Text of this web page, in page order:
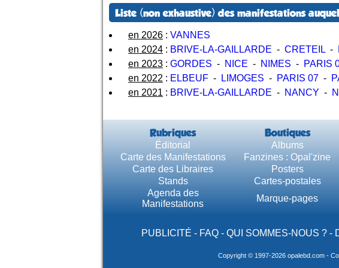
Liste (non exhaustive) des manifestations
en 2026 : VANNES
en 2024 : BRIVE-LA-GAILLARDE - CRETEIL -
en 2023 : GORDES - NICE - NIMES - PARIS
en 2022 : ELBEUF - LIMOGES - PARIS 07 -
en 2021 : BRIVE-LA-GAILLARDE - NANCY -
Rubriques Boutiques
Éditorial Albums
Carte des Manifestations
Fanzines : Opal'zine
Carte des Libraires
Posters
Stands
Cartes-postales
Agenda des
Manifestations
Marque-pages
PUBLICITÉ - FAQ - QUI SOMMES-NOUS ? -
Copyright © 1997-2026 opalebd.com -